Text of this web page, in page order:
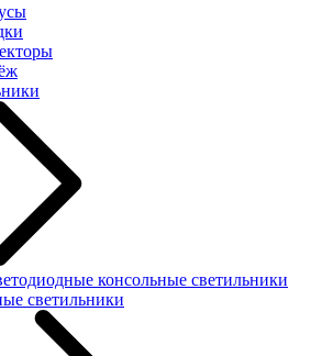
консольные светильники
светильники